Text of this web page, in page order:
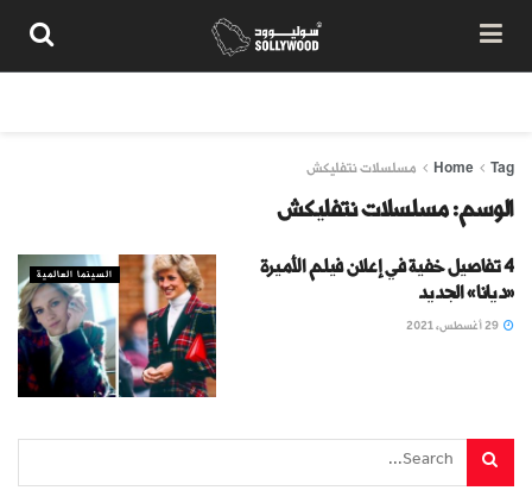
Home Tag مسلسلات نتفليكش
الوسم:مسلسلات نتفليكش
السينما العالمية
4 تفاصيل خفية في إعلان فيلم الأميرة
«ديانا» الجديد